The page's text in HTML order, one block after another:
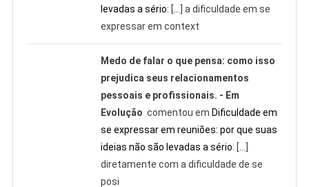
levadas a sério: […] a dificuldade em se
expressar em context
Medo de falar o que pensa: como isso
prejudica seus relacionamentos
pessoais e profissionais. - Em
Evolução comentou emDificuldade em
se expressar em reuniões: por que suas
ideias não são levadas a sério: […]
diretamente com a dificuldade de se
posi